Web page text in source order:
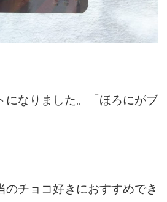
になりました。「ほろにがブ
のチョコ好きにおすすめでき